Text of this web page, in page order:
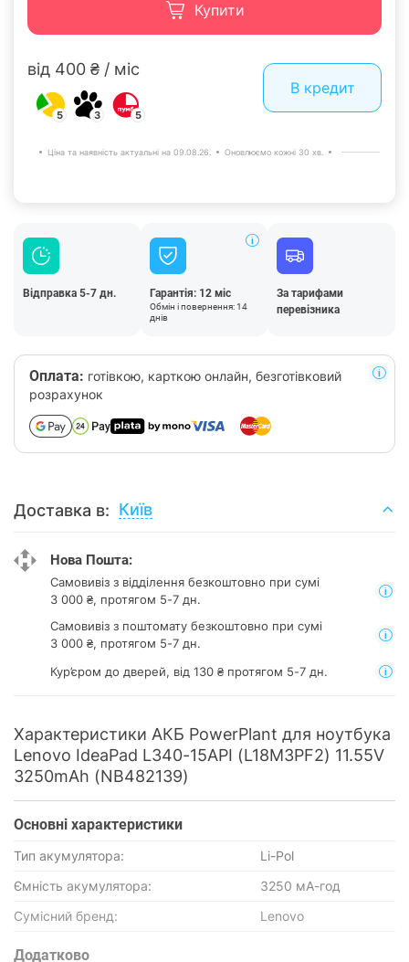
Купити
від 400 ₴ / міс
5 3 5
В кредит
Ціна та наявність актуальні на 09.08.26. Оновлюємо кожні 30 хв.
Відправка 5-7 дн. Гарантія: 12 міс
Обмін і повернення: 14
днів
За тарифами
перевізника
Оплата: готівкою, карткою онлайн, безготівковий
розрахунок
Доставка в: Київ
Нова Пошта:
Самовивіз з відділення безкоштовно при сумі
3 000 ₴, протягом 5-7 дн.
Самовивіз з поштомату безкоштовно при сумі
3 000 ₴, протягом 5-7 дн.
Кур’єром до дверей, від 130 ₴ протягом 5-7 дн.
Характеристики АКБ PowerPlant для ноутбука
Lenovo IdeaPad L340-15API (L18M3PF2) 11.55V
3250mAh (NB482139)
Основнi характеристики
Тип акумулятора:
Li-Pol
Ємність акумулятора:
3250 мА-год
Сумісний бренд:
Lenovo
Додатково